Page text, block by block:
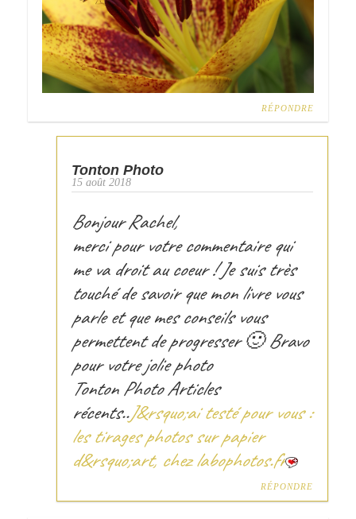
RÉPONDRE
Tonton Photo
15 août 2018
Bonjour Rachel,
merci pour votre commentaire qui
me va droit au coeur ! Je suis très
touché de savoir que mon livre vous
parle et que mes conseils vous
permettent de progresser 🙂 Bravo
pour votre jolie photo
Tonton Photo Articles
récents..J&rsquo;ai testé pour vous :
les tirages photos sur papier
d&rsquo;art, chez labophotos.fr
RÉPONDRE